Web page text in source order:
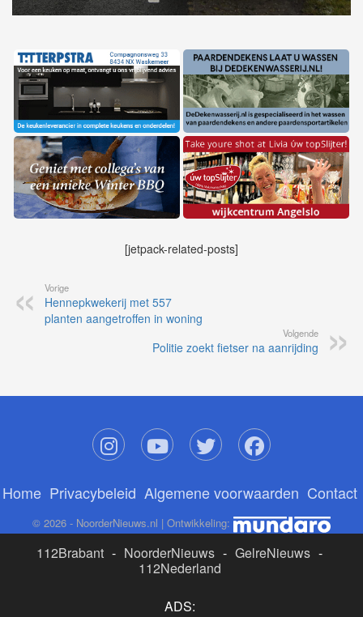
[jetpack-related-posts]
Vorige
Hennepkwekerij met 557
planten aangetroffen in woning
Volgende
Politie zoekt fietser na aanrijding
Home Privacybeleid Algemene voorwaarden Contact
© 2026 - NoorderNieuws.nl | Ontwikkeling:
112Brabant - NoorderNieuws - GelreNieuws -
112Nederland
ADS: